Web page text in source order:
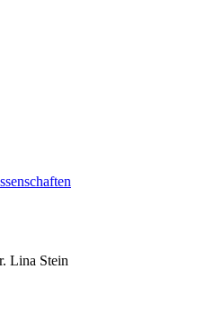
Lina Stein